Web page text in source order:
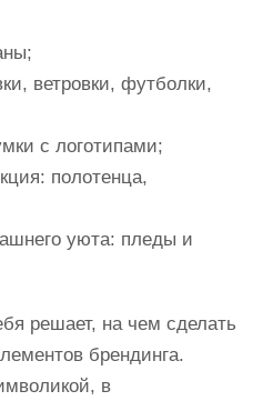
ветровки, футболки,
с логотипами;
полотенца,
уюта: пледы и
решает, на чем сделать
брендинга.
в